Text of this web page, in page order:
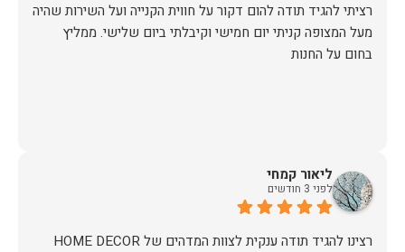
רציתי להגיד תודה להום דקור על חווית הקנייה ועל השירות שהיה
מעל המצופה קניתי יום חמישי וקיבלתי ביום שלישי. ממליץ
בחום על החנות
ליאור קמחי
לפני 3 חודשים